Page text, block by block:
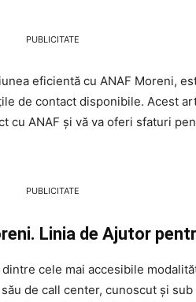
PUBLICITATE
eficientă cu ANAF Moreni,
de contact disponibile. Acest
cu ANAF și vă va oferi sfaturi
PUBLICITATE
Linia de Ajutor
dintre cele mai accesibile
de call center, cunoscut și sub